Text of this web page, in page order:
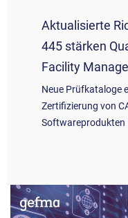
Aktualisierte
445 stärken
Facility
Neue Prüfkataloge
Zertifizierung von
Softwareprodukten